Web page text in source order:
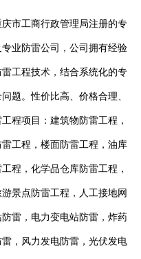
市工商行政管理局注册的专
业防雷公司，公司拥有经验
工程技术，结合系统化的专
题。性价比高、价格合理、
程项目：建筑物防雷工程，
工程，楼面防雷工程，油库
程，化学品仓库防雷工程，
景点防雷工程，人工接地网
雷，电力变电站防雷，炸药
，风力发电防雷，光伏发电